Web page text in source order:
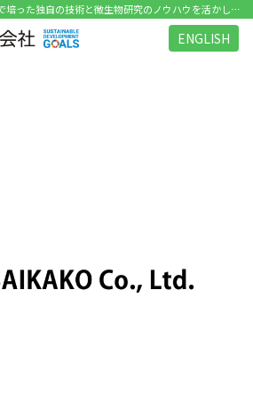
英語 | 水処理部品の開発・販売で培った独自の技術と微生物研究のノウハウを活かした環境関連ビジネス を展開
ENGLISH